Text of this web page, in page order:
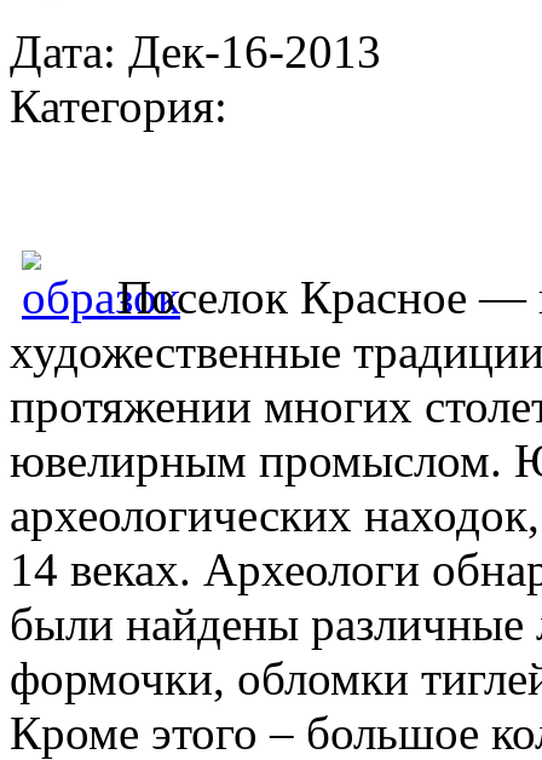
Дата: Дек-16-2013
Категория:
Поселок Красное —
художественные
протяжении многих
ювелирным промыслом.
археологических
14 веках. Археологи
были найдены
формочки, обломки
Кроме этого – большое